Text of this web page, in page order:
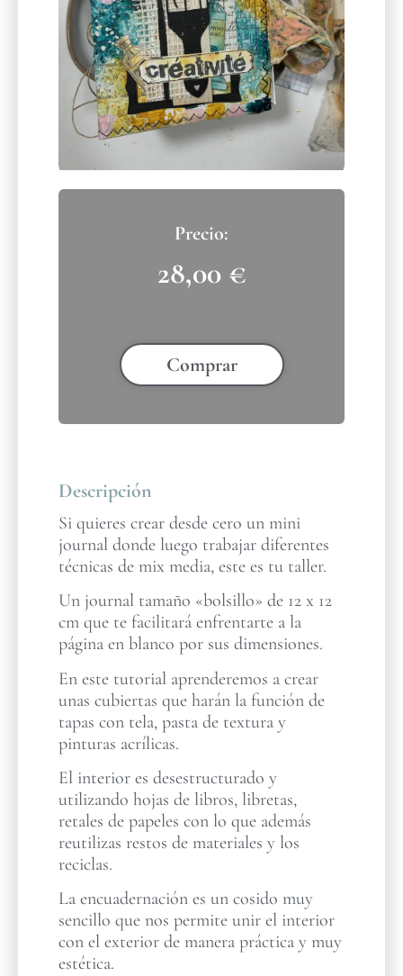
28,00 €
Comprar
Descripción
Si quieres crear desde cero un mini
journal donde luego trabajar diferentes
técnicas de mix media, este es tu taller.
Un journal tamaño «bolsillo» de 12 x 12
cm que te facilitará enfrentarte a la
página en blanco por sus dimensiones.
En este tutorial aprenderemos a crear
unas cubiertas que harán la función de
tapas con tela, pasta de textura y
pinturas acrílicas.
El interior es desestructurado y
utilizando hojas de libros, libretas,
retales de papeles con lo que además
reutilizas restos de materiales y los
reciclas.
La encuadernación es un cosido muy
sencillo que nos permite unir el interior
con el exterior de manera práctica y muy
estética.